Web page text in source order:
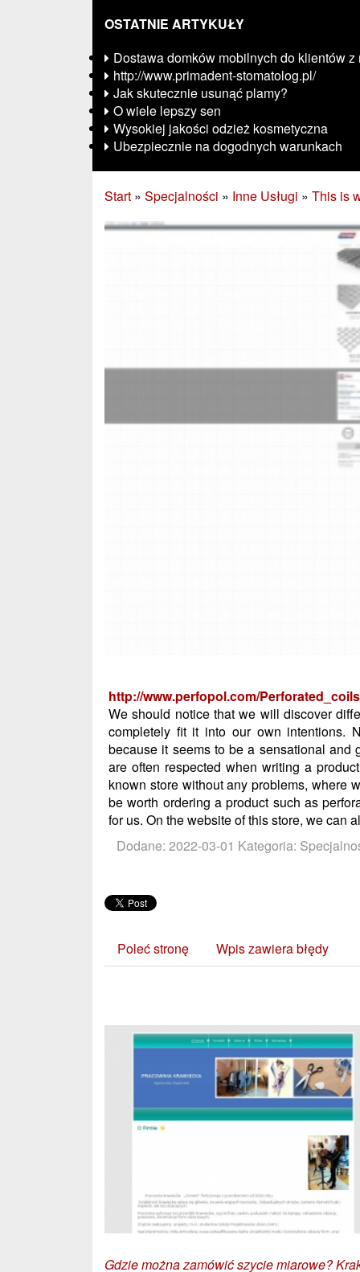
OSTATNIE ARTYKUŁY
Dostawa domków mobilnych do klientów
http://www.primadent-stomatolog.pl/
Jak skutecznie usunąć plamy?
O wiele lepszy sen
Wysokiej jakości odzież kosmetyczna
Ubezpiecznie na dogodnych warunkach
Start » Specjalności » Inne Usługi » This is
http://www.perfopol.com/Perforated_coils
We should notice that we will discover
completely fit it into our own intentions.
because it seems to be a sensational and
are often respected when writing a
known store without any problems, where
be worth ordering a product such as
for us. On the website of this store, we can
Dodane: 2022-03-01 Kategoria:
Poleć stronę Wpis zawiera błędy
Gdzie można zamówić szycie miarowe?